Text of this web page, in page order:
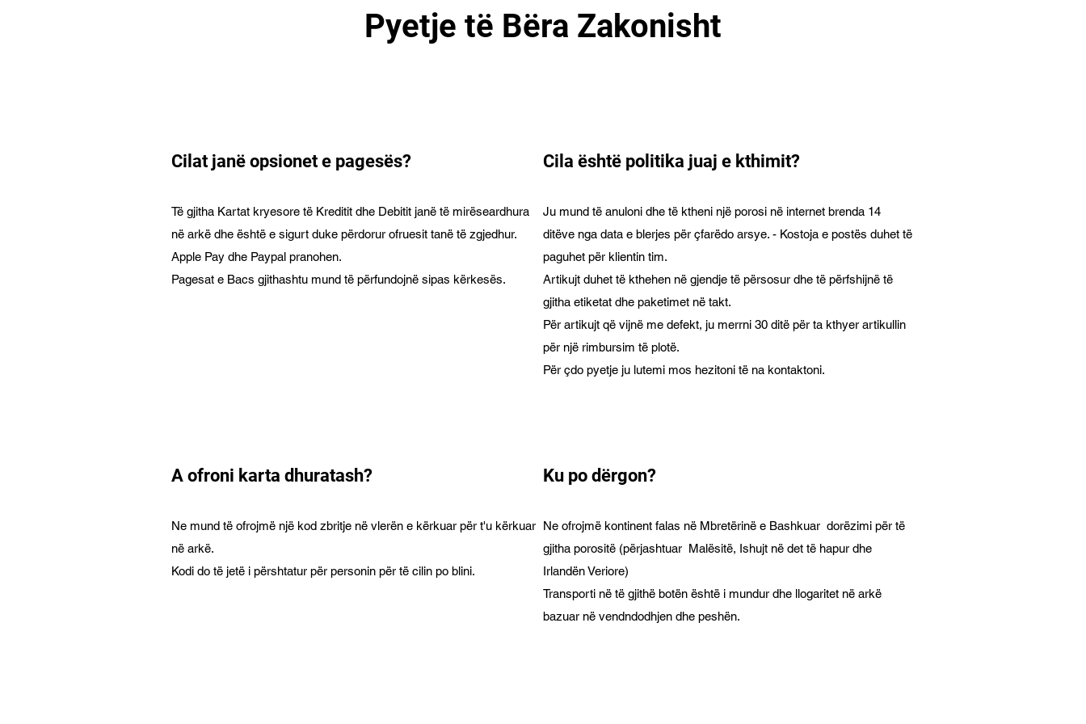
Pyetje të Bëra Zakonisht
Cilat janë opsionet e pagesës?
Të gjitha Kartat kryesore të Kreditit dhe Debitit janë të mirëseardhura
në arkë dhe është e sigurt duke përdorur ofruesit tanë të zgjedhur.
Apple Pay dhe Paypal pranohen.
Pagesat e Bacs gjithashtu mund të përfundojnë sipas kërkesës.
Cila është politika juaj e kthimit?
Ju mund të anuloni dhe të ktheni një porosi në internet brenda 14
ditëve nga data e blerjes për çfarëdo arsye. - Kostoja e postës duhet të
paguhet për klientin tim.
Artikujt duhet të kthehen në gjendje të përsosur dhe të përfshijnë të
gjitha etiketat dhe paketimet në takt.
Për artikujt që vijnë me defekt, ju merrni 30 ditë për ta kthyer artikullin
për një rimbursim të plotë.
Për çdo pyetje ju lutemi mos hezitoni të na kontaktoni.
A ofroni karta dhuratash?
Ne mund të ofrojmë një kod zbritje në vlerën e kërkuar për t'u kërkuar
në arkë.
Kodi do të jetë i përshtatur për personin për të cilin po blini.
Ku po dërgon?
Ne ofrojmë kontinent falas në Mbretërinë e Bashkuar dorëzimi për të
gjitha porositë (përjashtuar Malësitë, Ishujt në det të hapur dhe
Irlandën Veriore)
Transporti në të gjithë botën është i mundur dhe llogaritet në arkë
bazuar në vendndodhjen dhe peshën.